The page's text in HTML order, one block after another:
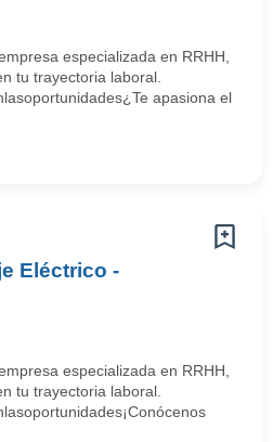
especializada en RRHH,
tu trayectoria laboral.
apasiona el
Eléctrico -
especializada en RRHH,
tu trayectoria laboral.